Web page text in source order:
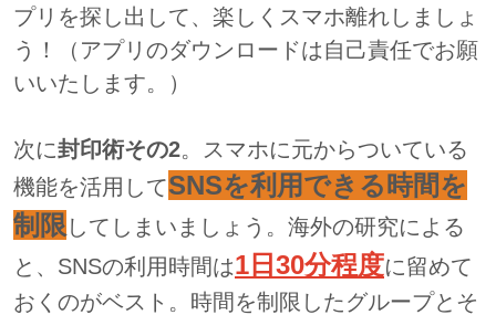
プリを探し出して、楽しくスマホ離れしましょ
う！（アプリのダウンロードは自己責任でお願
いいたします。）
次に封印術その2。スマホに元からついている
機能を活用してSNSを利用できる時間を
制限 してしまいましょう。海外の研究による
と、SNSの利用時間は1日30分程度に留めて
おくのがベスト。時間を制限したグループとそ